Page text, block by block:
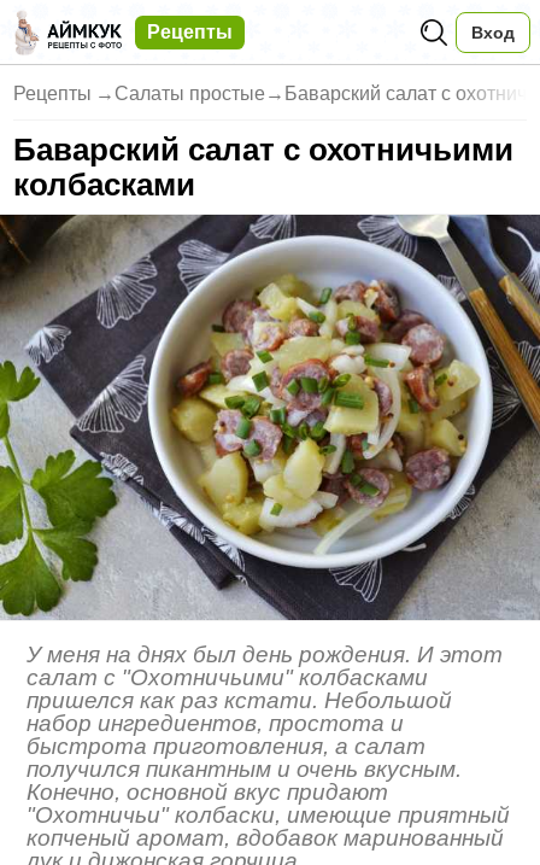
Рецепты Вход
Рецепты → Салаты простые → Баварский салат с
Баварский салат с охотничьими
колбасками
У меня на днях был день рождения. И этот
салат с "Охотничьими" колбасками
пришелся как раз кстати. Небольшой
набор ингредиентов, простота и
быстрота приготовления, а салат
получился пикантным и очень вкусным.
Конечно, основной вкус придают
"Охотничьи" колбаски, имеющие приятный
копченый аромат, вдобавок маринованный